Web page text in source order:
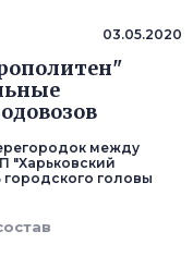
03.05.2020
между
"Харьковский
головы